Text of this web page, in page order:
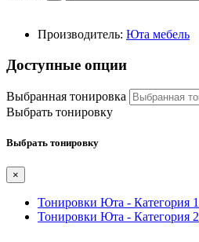
Производитель: Юта мебель
Доступные опции
Выбранная тонировка
Выбрать тонировку
Выбрать тонировку
×
Тонировки Юта - Категория 1
Тонировки Юта - Категория 2